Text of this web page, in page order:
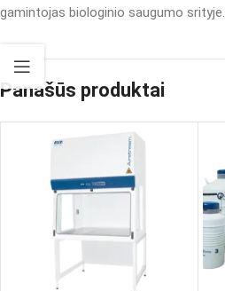
gamintojas biologinio saugumo srityje.
Panašūs produktai